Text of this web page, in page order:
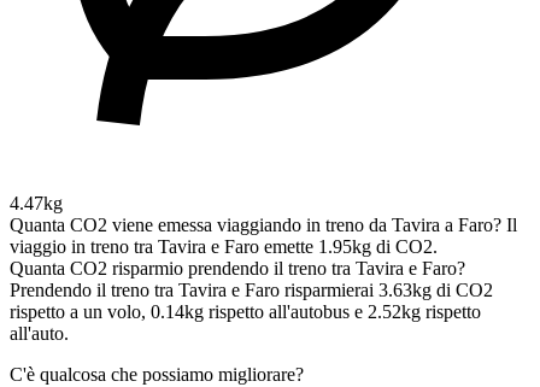
4.47kg
Quanta CO2 viene emessa viaggiando in treno da Tavira a Faro? Il
viaggio in treno tra Tavira e Faro emette 1.95kg di CO2.
Quanta CO2 risparmio prendendo il treno tra Tavira e Faro?
Prendendo il treno tra Tavira e Faro risparmierai 3.63kg di CO2
rispetto a un volo, 0.14kg rispetto all'autobus e 2.52kg rispetto
all'auto.
C'è qualcosa che possiamo migliorare?